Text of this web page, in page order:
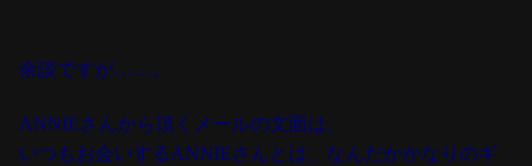
余談ですが……。
ANNIEさんから頂くメールの文面は、
いつもお会いするANNIEさんとは、なんだかかなりのギ